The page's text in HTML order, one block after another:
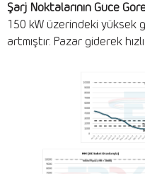
Şarj Noktalarının Güce Göre
150 kW üzerindeki yüksek
artmıştır. Pazar giderek